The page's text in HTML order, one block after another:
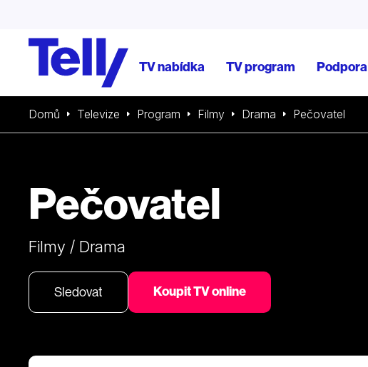
TV nabídka TV program Podpora
Domů Televize Program Filmy Drama Pečovatel
Pečovatel
Filmy / Drama
Sledovat Koupit TV online